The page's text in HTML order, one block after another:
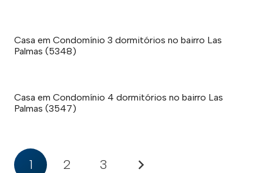
Casa em Condomínio 3 dormitórios no bairro Las
Palmas (5348)
Casa em Condomínio 4 dormitórios no bairro Las
Palmas (3547)
1 2 3